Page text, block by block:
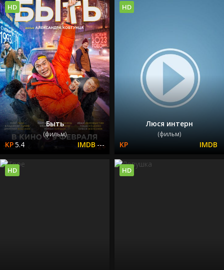
Быть
(фильм)
5.4 ---
HD
Люся интерн
(фильм)
HD
HD HD